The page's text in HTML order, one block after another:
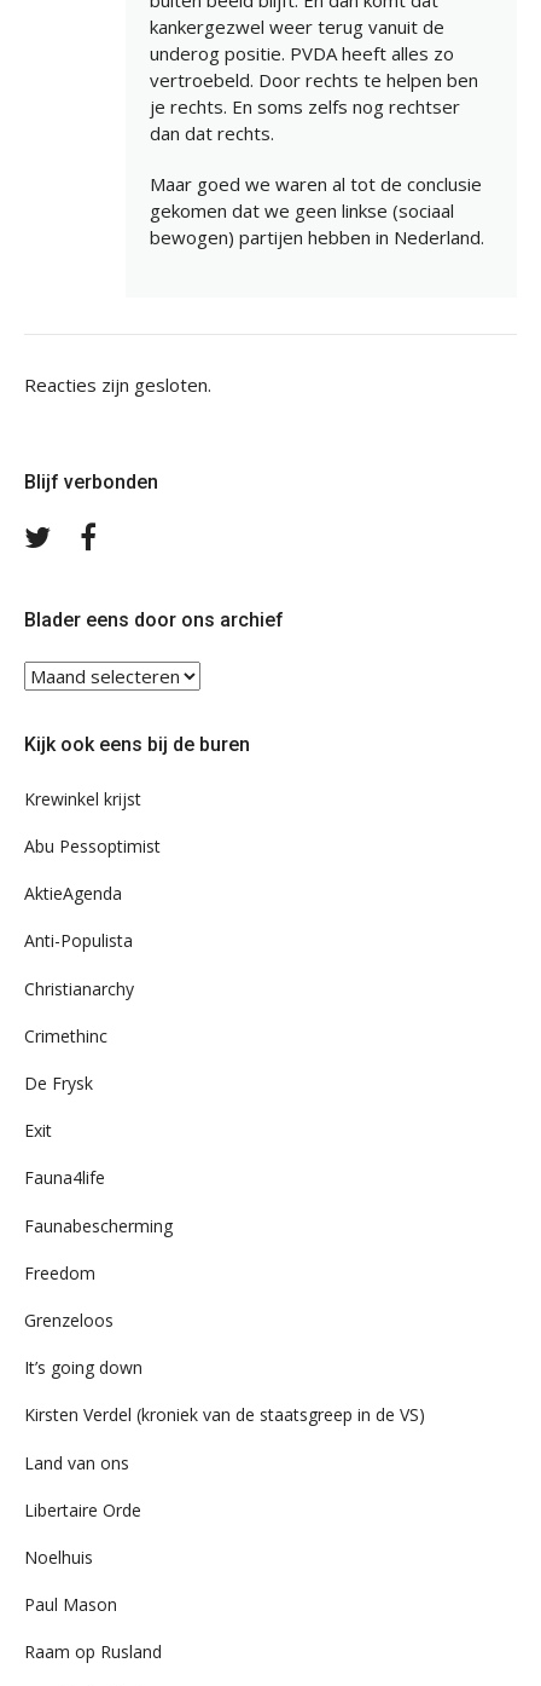
kankergezwel weer terug vanuit de
underog positie. PVDA heeft alles zo
vertroebeld. Door rechts te helpen ben
je rechts. En soms zelfs nog rechtser
dan dat rechts.
Maar goed we waren al tot de conclusie
gekomen dat we geen linkse (sociaal
bewogen) partijen hebben in Nederland.
Reacties zijn gesloten.
Blijf verbonden
Volg
Blader eens door ons archief
Blader
eens
ons
Kijk ook eens bij de buren
Krewinkel krijst
Abu Pessoptimist
AktieAgenda
Anti-Populista
Christianarchy
Crimethinc
De Frysk
Exit
Fauna4life
Faunabescherming
Freedom
Grenzeloos
It’s going down
Kirsten Verdel (kroniek van de staatsgreep in de VS)
Land van ons
Libertaire Orde
Noelhuis
Paul Mason
Raam op Rusland